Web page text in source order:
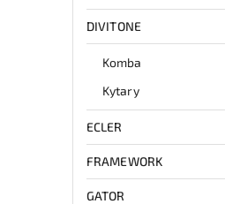
DIVITONE
Komba
Kytary
ECLER
FRAMEWORK
GATOR